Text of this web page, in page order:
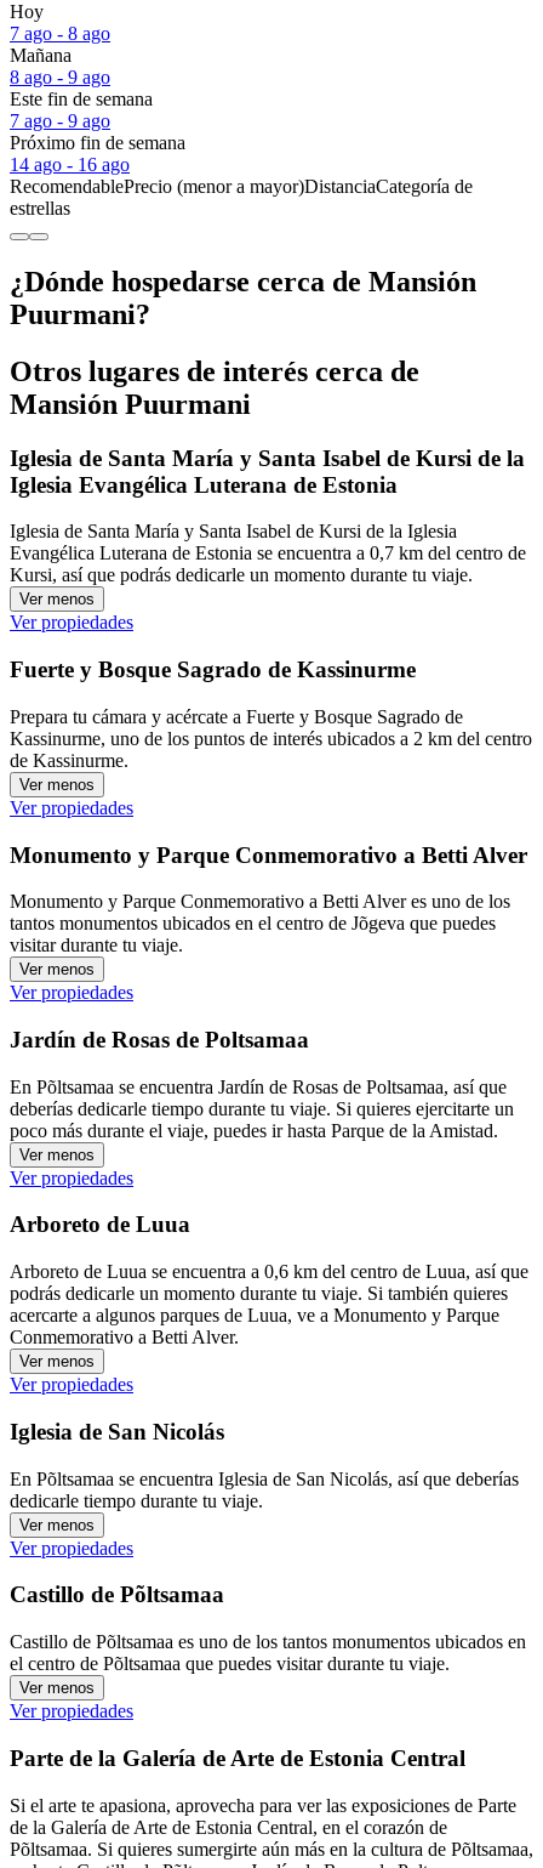
Hoy
7 ago - 8 ago
Mañana
8 ago - 9 ago
Este fin de semana
7 ago - 9 ago
Próximo fin de semana
14 ago - 16 ago
RecomendablePrecio (menor a mayor)DistanciaCategoría de
estrellas
¿Dónde hospedarse cerca de Mansión
Puurmani?
Otros lugares de interés cerca de
Mansión Puurmani
Iglesia de Santa María y Santa Isabel de Kursi de la
Iglesia Evangélica Luterana de Estonia
Iglesia de Santa María y Santa Isabel de Kursi de la Iglesia
Evangélica Luterana de Estonia se encuentra a 0,7 km del centro de
Kursi, así que podrás dedicarle un momento durante tu viaje.
Ver menos
Ver propiedades
Fuerte y Bosque Sagrado de Kassinurme
Prepara tu cámara y acércate a Fuerte y Bosque Sagrado de
Kassinurme, uno de los puntos de interés ubicados a 2 km del centro
de Kassinurme.
Ver menos
Ver propiedades
Monumento y Parque Conmemorativo a Betti Alver
Monumento y Parque Conmemorativo a Betti Alver es uno de los
tantos monumentos ubicados en el centro de Jõgeva que puedes
visitar durante tu viaje.
Ver menos
Ver propiedades
Jardín de Rosas de Poltsamaa
En Põltsamaa se encuentra Jardín de Rosas de Poltsamaa, así que
deberías dedicarle tiempo durante tu viaje. Si quieres ejercitarte un
poco más durante el viaje, puedes ir hasta Parque de la Amistad.
Ver menos
Ver propiedades
Arboreto de Luua
Arboreto de Luua se encuentra a 0,6 km del centro de Luua, así que
podrás dedicarle un momento durante tu viaje. Si también quieres
acercarte a algunos parques de Luua, ve a Monumento y Parque
Conmemorativo a Betti Alver.
Ver menos
Ver propiedades
Iglesia de San Nicolás
En Põltsamaa se encuentra Iglesia de San Nicolás, así que deberías
dedicarle tiempo durante tu viaje.
Ver menos
Ver propiedades
Castillo de Põltsamaa
Castillo de Põltsamaa es uno de los tantos monumentos ubicados en
el centro de Põltsamaa que puedes visitar durante tu viaje.
Ver menos
Ver propiedades
Parte de la Galería de Arte de Estonia Central
Si el arte te apasiona, aprovecha para ver las exposiciones de Parte
de la Galería de Arte de Estonia Central, en el corazón de
Põltsamaa. Si quieres sumergirte aún más en la cultura de Põltsamaa,